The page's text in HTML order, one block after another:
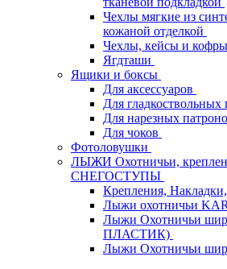
Чехлы мягкие из
кожаной отделкой
Чехлы, кейсы и
Ягдташи
Ящики и боксы
Для аксессуаров
Для гладкоствольных
Для нарезных
Для чоков
Фотоловушки
ЛЫЖИ Охотничьи,
СНЕГОСТУПЫ
Крепления,
Лыжи охотничьи
Лыжи Охотничьи
ПЛАСТИК)
Лыжи Охотничьи